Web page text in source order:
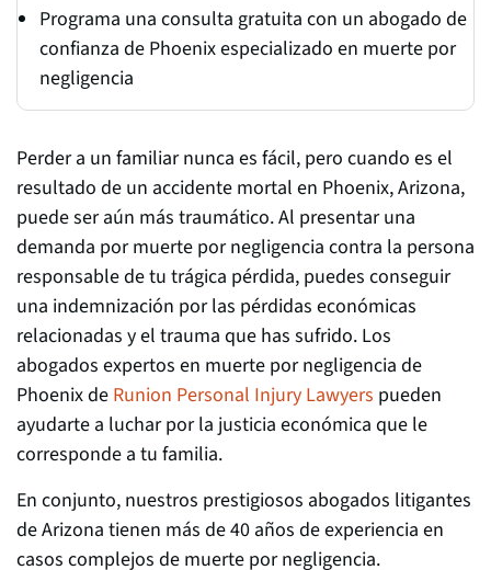
Programa una consulta gratuita con un abogado de
confianza de Phoenix especializado en muerte por
negligencia
Perder a un familiar nunca es fácil, pero cuando es el
resultado de un accidente mortal en Phoenix, Arizona,
puede ser aún más traumático. Al presentar una
demanda por muerte por negligencia contra la persona
responsable de tu trágica pérdida, puedes conseguir
una indemnización por las pérdidas económicas
relacionadas y el trauma que has sufrido. Los
abogados expertos en muerte por negligencia de
Phoenix de Runion Personal Injury Lawyers pueden
ayudarte a luchar por la justicia económica que le
corresponde a tu familia.
En conjunto, nuestros prestigiosos abogados litigantes
de Arizona tienen más de 40 años de experiencia en
casos complejos de muerte por negligencia.